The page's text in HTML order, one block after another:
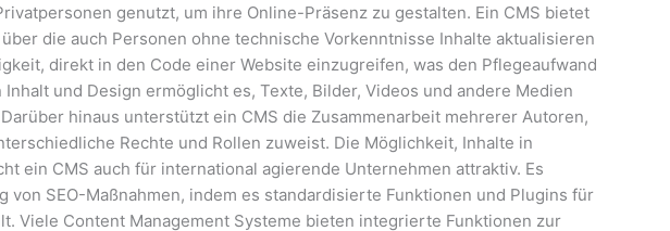
genutzt, um ihre Online-Präsenz zu gestalten. Ein CMS bietet
die auch Personen ohne technische Vorkenntnisse Inhalte aktualisieren
direkt in den Code einer Website einzugreifen, was den Pflegeaufwand
und Design ermöglicht es, Texte, Bilder, Videos und andere Medien
hinaus unterstützt ein CMS die Zusammenarbeit mehrerer Autoren,
Rechte und Rollen zuweist. Die Möglichkeit, Inhalte in
ein CMS auch für international agierende Unternehmen attraktiv. Es
SEO-Maßnahmen, indem es standardisierte Funktionen und Plugins für
Viele Content Management Systeme bieten integrierte Funktionen zur